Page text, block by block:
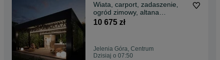
Wiata, carport, zadaszenie,
ogród zimowy, altana
ogrodowa
10 675 zł
Jelenia Góra, Centrum
Dzisiaj o 07:50